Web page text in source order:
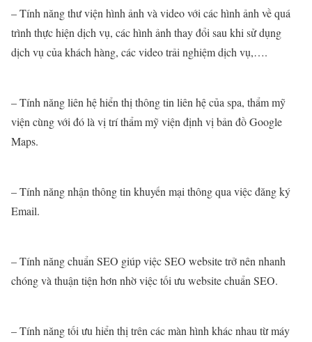
– Tính năng thư viện hình ảnh và video với các hình ảnh về quá
trình thực hiện dịch vụ, các hình ảnh thay đổi sau khi sử dụng
dịch vụ của khách hàng, các video trải nghiệm dịch vụ,….
– Tính năng liên hệ hiển thị thông tin liên hệ của spa, thẩm mỹ
viện cùng với đó là vị trí thẩm mỹ viện định vị bản đồ Google
Maps.
– Tính năng nhận thông tin khuyến mại thông qua việc đăng ký
Email.
– Tính năng chuẩn SEO giúp việc SEO website trở nên nhanh
chóng và thuận tiện hơn nhờ việc tối ưu website chuẩn SEO.
– Tính năng tối ưu hiển thị trên các màn hình khác nhau từ máy